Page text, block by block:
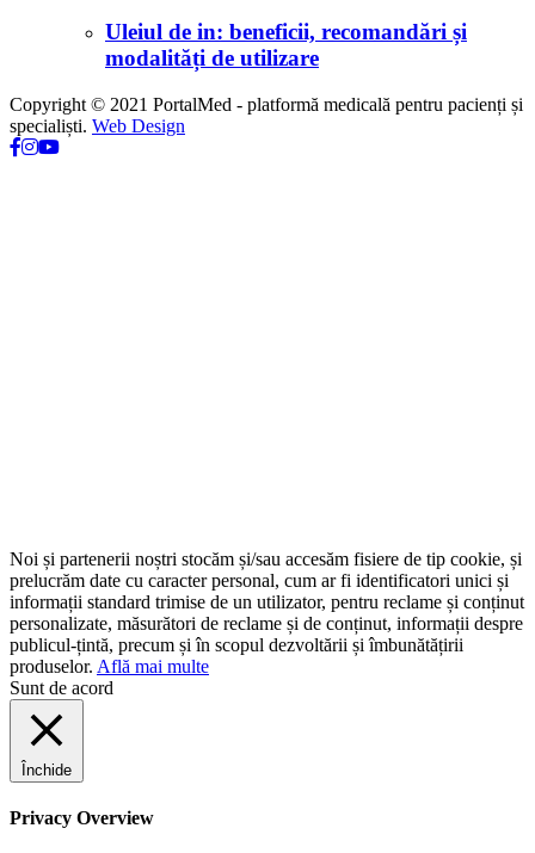
Uleiul de in: beneficii, recomandări și
modalități de utilizare
Copyright © 2021 PortalMed - platformă medicală pentru pacienți și
specialiști. Web Design
Noi și partenerii noștri stocăm și/sau accesăm fisiere de tip cookie, și
prelucrăm date cu caracter personal, cum ar fi identificatori unici și
informații standard trimise de un utilizator, pentru reclame și conținut
personalizate, măsurători de reclame și de conținut, informații despre
publicul-țintă, precum și în scopul dezvoltării și îmbunătățirii
produselor. Află mai multe
Sunt de acord
Închide
Privacy Overview